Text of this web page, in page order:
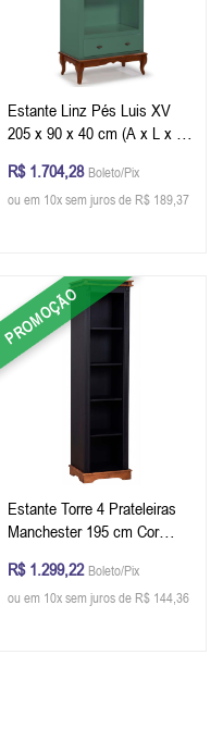
Estante Linz Pés Luis XV
205 x 90 x 40 cm (A x L x P)
Glazer
R$ 1.704,28 Boleto/Pix
ou em 10x sem juros de R$ 189,37
PROMOÇÃO
Estante Torre 4 Prateleiras
Manchester 195 cm Cor
R$ 1.299,22 Boleto/Pix
ou em 10x sem juros de R$ 144,36